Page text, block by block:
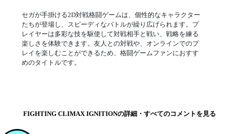
セガが手掛ける2D対戦格闘ゲームは、個性的なキャラクター
たちが登場し、スピーディなバトルが繰り広げられます。プ
レイヤーは多彩な技を駆使して対戦相手と戦い、戦略を練る
楽しさを体験できます。友人との対戦や、オンラインでのプ
レイを楽しむことができるため、格闘ゲームファンにおすす
めのタイトルです。
FIGHTING CLIMAX IGNITIONの詳細・すべてのコメントを見る